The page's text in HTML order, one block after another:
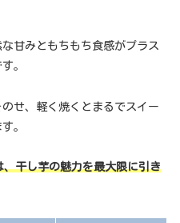
甘みともちもち食感がプラス
。
せ、軽く焼くとまるでスイー
。
干し芋の魅力を最大限に引き